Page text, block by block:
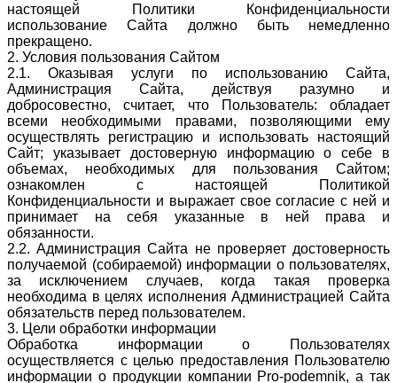
настоящей Политики Конфиденциальности
использование Сайта должно быть немедленно
прекращено.
2. Условия пользования Сайтом
2.1. Оказывая услуги по использованию Сайта,
Администрация Сайта, действуя разумно и
добросовестно, считает, что Пользователь: обладает
всеми необходимыми правами, позволяющими ему
осуществлять регистрацию и использовать настоящий
Сайт; указывает достоверную информацию о себе в
объемах, необходимых для пользования Сайтом;
ознакомлен с настоящей Политикой
Конфиденциальности и выражает свое согласие с ней и
принимает на себя указанные в ней права и
обязанности.
2.2. Администрация Сайта не проверяет достоверность
получаемой (собираемой) информации о пользователях,
за исключением случаев, когда такая проверка
необходима в целях исполнения Администрацией Сайта
обязательств перед пользователем.
3. Цели обработки информации
Обработка информации о Пользователях
осуществляется с целью предоставления Пользователю
информации о продукции компании Pro-podemnik, а так